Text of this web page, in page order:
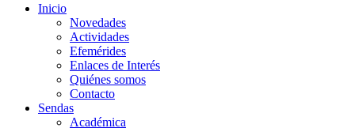
Inicio
Novedades
Actividades
Efemérides
Enlaces de Interés
Quiénes somos
Contacto
Sendas
Académica